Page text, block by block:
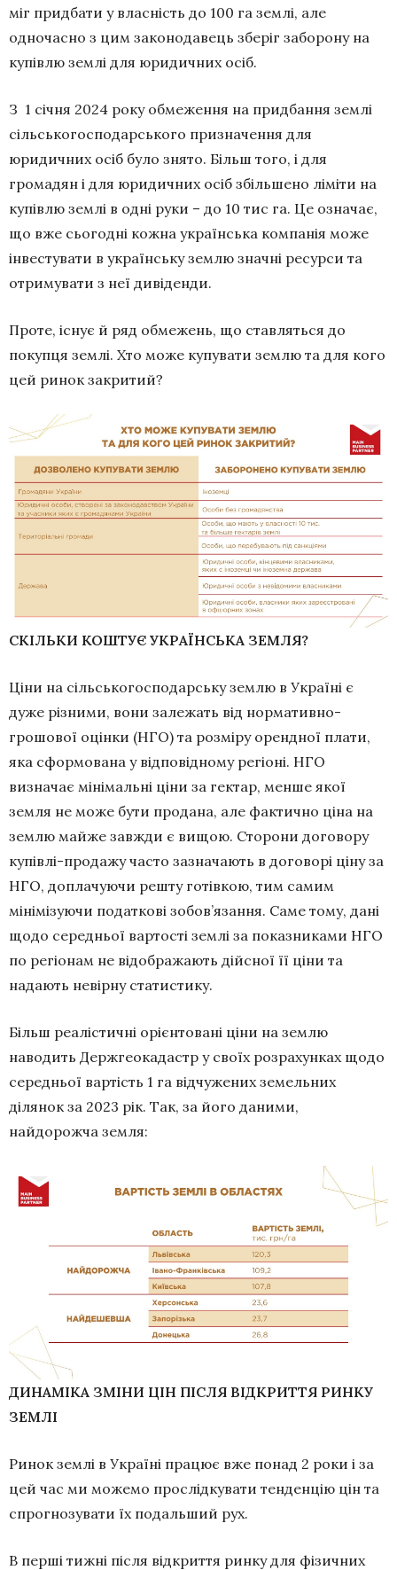
міг придбати у власність до 100 га землі, але
одночасно з цим законодавець зберіг заборону на
купівлю землі для юридичних осіб.
З 1 січня 2024 року обмеження на придбання землі
сільськогосподарського призначення для
юридичних осіб було знято. Більш того, і для
громадян і для юридичних осіб збільшено ліміти на
купівлю землі в одні руки – до 10 тис га. Це означає,
що вже сьогодні кожна українська компанія може
інвестувати в українську землю значні ресурси та
отримувати з неї дивіденди.
Проте, існує й ряд обмежень, що ставляться до
покупця землі. Хто може купувати землю та для кого
цей ринок закритий?
СКІЛЬКИ КОШТУЄ УКРАЇНСЬКА ЗЕМЛЯ?
Ціни на сільськогосподарську землю в Україні є
дуже різними, вони залежать від нормативно-
грошової оцінки (НГО) та розміру орендної плати,
яка сформована у відповідному регіоні. НГО
визначає мінімальні ціни за гектар, менше якої
земля не може бути продана, але фактично ціна на
землю майже завжди є вищою. Сторони договору
купівлі-продажу часто зазначають в договорі ціну за
НГО, доплачуючи решту готівкою, тим самим
мінімізуючи податкові зобов’язання. Саме тому, дані
щодо середньої вартості землі за показниками НГО
по регіонам не відображають дійсної її ціни та
надають невірну статистику.
Більш реалістичні орієнтовані ціни на землю
наводить Держгеокадастр у своїх розрахунках щодо
середньої вартість 1 га відчужених земельних
ділянок за 2023 рік. Так, за його даними,
найдорожча земля:
ДИНАМІКА ЗМІНИ ЦІН ПІСЛЯ ВІДКРИТТЯ РИНКУ
ЗЕМЛІ
Ринок землі в Україні працює вже понад 2 роки і за
цей час ми можемо прослідкувати тенденцію цін та
спрогнозувати їх подальший рух.
В перші тижні після відкриття ринку для фізичних